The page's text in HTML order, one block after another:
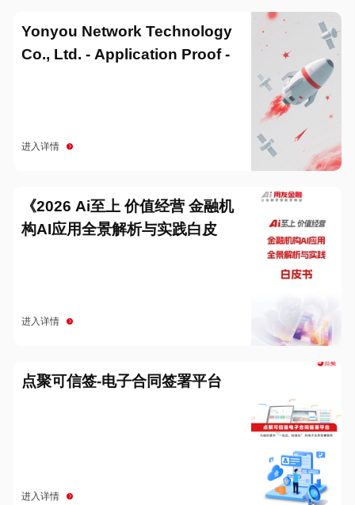
Yonyou Network Technology
Co., Ltd. - Application Proof -
进入详情
《2026 Ai至上 价值经营 金融机
构AI应用全景解析与实践白皮
进入详情
点聚可信签-电子合同签署平台
进入详情